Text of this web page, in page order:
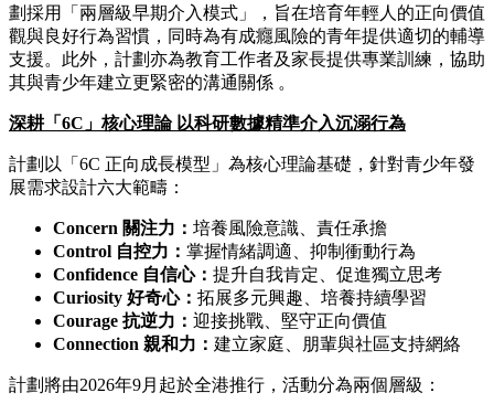
劃採用「兩層級早期介入模式」，旨在培育年輕人的正向價值
觀與良好行為習慣，同時為有成癮風險的青年提供適切的輔導
支援。此外，計劃亦為教育工作者及家長提供專業訓練，協助
其與青少年建立更緊密的溝通關係 。
深耕「6C」核心理論 以科研數據精準介入沉溺行為
計劃以「6C 正向成長模型」為核心理論基礎，針對青少年發
展需求設計六大範疇：
Concern 關注力： 培養風險意識、責任承擔
Control 自控力： 掌握情緒調適、抑制衝動行為
Confidence 自信心： 提升自我肯定、促進獨立思考
Curiosity 好奇心： 拓展多元興趣、培養持續學習
Courage 抗逆力： 迎接挑戰、堅守正向價值
Connection 親和力： 建立家庭、朋輩與社區支持網絡
計劃將由2026年9月起於全港推行，活動分為兩個層級：